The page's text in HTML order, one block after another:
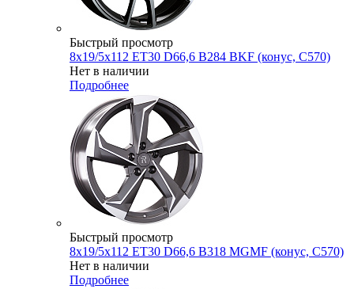
Быстрый просмотр
8x19/5x112 ET30 D66,6 B284 BKF (конус, C570)
Нет в наличии
Подробнее
Быстрый просмотр
8x19/5x112 ET30 D66,6 B318 MGMF (конус, C570)
Нет в наличии
Подробнее